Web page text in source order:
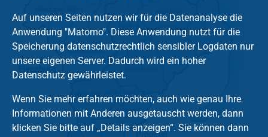
Auf unseren Seiten nutzen wir für die Datenanalyse die
Anwendung "Matomo". Diese Anwendung nutzt für die
Speicherung datenschutzrechtlich sensibler Logdaten nur
unsere eigenen Server. Dadurch wird ein hoher
Datenschutz gewährleistet.
Wenn Sie mehr erfahren möchten, auch wie genau Ihre
Informationen mit Anderen ausgetauscht werden, dann
klicken Sie bitte auf „Details anzeigen“. Sie können dann